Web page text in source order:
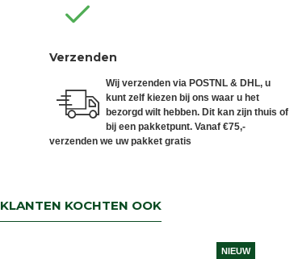
Verzenden
Wij verzenden via POSTNL & DHL, u
kunt zelf kiezen bij ons waar u het
bezorgd wilt hebben. Dit kan zijn thuis of
bij een pakketpunt. Vanaf €75,-
verzenden we uw pakket gratis
KLANTEN KOCHTEN OOK
NIEUW